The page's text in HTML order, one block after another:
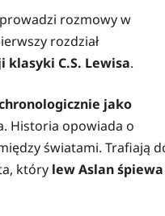
rozmowy w
rozdział
klasyki C.S. Lewisa.
jako
Historia opowiada o
światami. Trafiają
który lew Aslan śpiewa